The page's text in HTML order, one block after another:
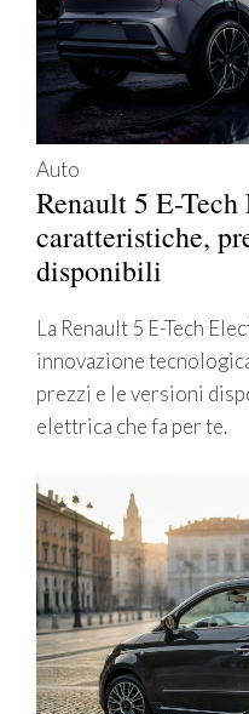
Auto
Renault 5 E-
caratteristiche,
disponibili
La Renault 5 E-Tech
innovazione
prezzi e le versioni
elettrica che fa per te.